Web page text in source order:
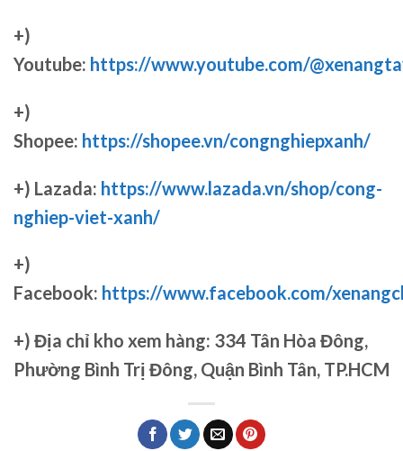
+)
Youtube: https://www.youtube.com/
+)
Shopee: https://shopee.vn/congnghiepxanh/
+) Lazada: https://www.lazada.vn/shop/cong-
nghiep-viet-xanh/
+)
Facebook: https://www.facebook.com/
+) Địa chỉ kho xem hàng: 334 Tân Hòa Đông,
Phường Bình Trị Đông, Quận Bình Tân, TP.HCM